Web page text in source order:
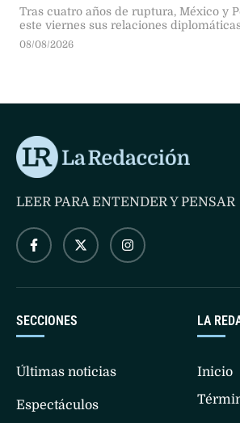
Tras cuatro años de ruptura, México y
este viernes sus relaciones
de México, luego de que el nuevo
08/08/2026
LA
Inicio
SECCIONES
Últimas noticias
Espectáculos
LEER PARA ENTENDER Y PENSAR